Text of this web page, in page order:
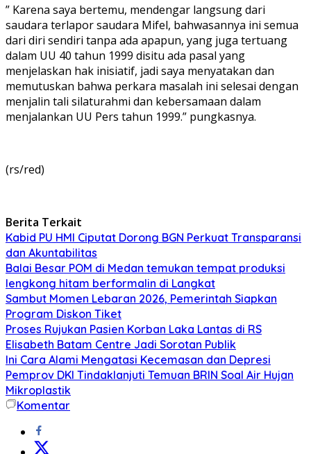
” Karena saya bertemu, mendengar langsung dari
saudara terlapor saudara Mifel, bahwasannya ini semua
dari diri sendiri tanpa ada apapun, yang juga tertuang
dalam UU 40 tahun 1999 disitu ada pasal yang
menjelaskan hak inisiatif, jadi saya menyatakan dan
memutuskan bahwa perkara masalah ini selesai dengan
menjalin tali silaturahmi dan kebersamaan dalam
menjalankan UU Pers tahun 1999.” pungkasnya.
(rs/red)
Berita Terkait
Kabid PU HMI Ciputat Dorong BGN Perkuat Transparansi
dan Akuntabilitas
Balai Besar POM di Medan temukan tempat produksi
lengkong hitam berformalin di Langkat
Sambut Momen Lebaran 2026, Pemerintah Siapkan
Program Diskon Tiket
Proses Rujukan Pasien Korban Laka Lantas di RS
Elisabeth Batam Centre Jadi Sorotan Publik
Ini Cara Alami Mengatasi Kecemasan dan Depresi
Pemprov DKI Tindaklanjuti Temuan BRIN Soal Air Hujan
Mikroplastik
Komentar